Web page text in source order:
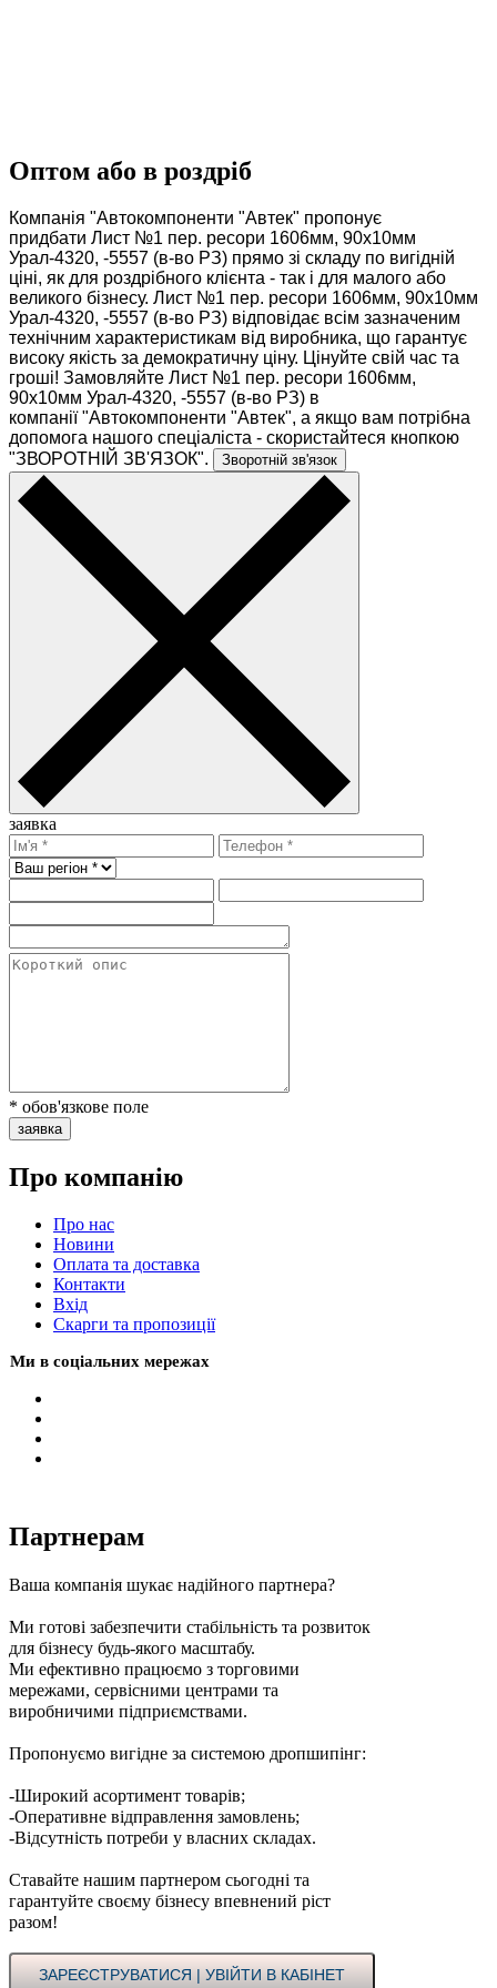
Оптом або в роздріб
Компанія "Автокомпоненти "Автек" пропонує
придбати Лист №1 пер. ресори 1606мм, 90х10мм
Урал-4320, -5557 (в-во РЗ) прямо зі складу по вигідній
ціні, як для роздрібного клієнта - так і для малого або
великого бізнесу. Лист №1 пер. ресори 1606мм, 90х10мм
Урал-4320, -5557 (в-во РЗ) відповідає всім зазначеним
технічним характеристикам від виробника, що гарантує
високу якість за демократичну ціну. Цінуйте свій час та
гроші! Замовляйте Лист №1 пер. ресори 1606мм,
90х10мм Урал-4320, -5557 (в-во РЗ) в
компанії "Автокомпоненти "Автек", а якщо вам потрібна
допомога нашого спеціаліста - скористайтеся кнопкою
"ЗВОРОТНІЙ ЗВ'ЯЗОК".
Зворотній зв'язок
заявка
* обов'язкове поле
заявка
Про компанію
Про нас
Новини
Оплата та доставка
Контакти
Вхiд
Скарги та пропозиції
Ми в соціальних мережах
Партнерам
Ваша компанія шукає надійного партнера?
Ми готові забезпечити стабільність та розвиток
для бізнесу будь-якого масштабу.
Ми ефективно працюємо з торговими
мережами, сервісними центрами та
виробничими підприємствами.
Пропонуємо вигідне за системою дропшипінг:
-Широкий асортимент товарів;
-Оперативне відправлення замовлень;
-Відсутність потреби у власних складах.
Ставайте нашим партнером сьогодні та
гарантуйте своєму бізнесу впевнений ріст
разом!
ЗАРЕЄСТРУВАТИСЯ | УВІЙТИ В КАБІНЕТ